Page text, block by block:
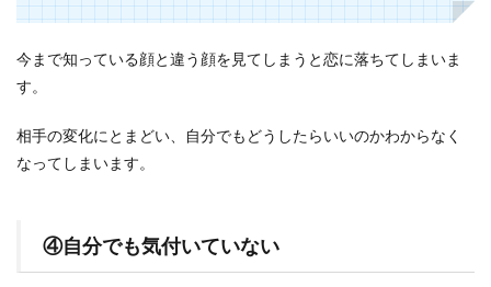
今まで知っている顔と違う顔を見てしまうと恋に落ちてしまいま
す。
相手の変化にとまどい、自分でもどうしたらいいのかわからなく
なってしまいます。
④自分でも気付いていない